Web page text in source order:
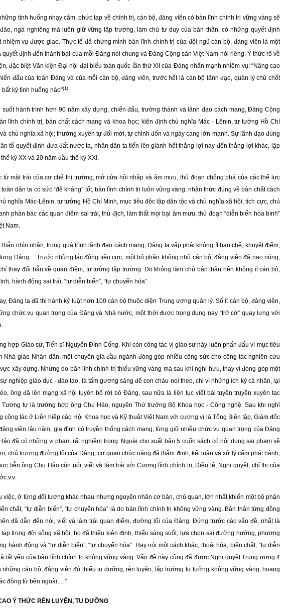
tình huống nhạy cảm, phức tạp về chính trị, cán bộ, đảng viên có bản lĩnh chính trị vững vàng sẽ
ngả nghiêng mà luôn giữ vững lập trường, làm chủ tư duy của bản thân, có những quyết định
nhiệm vụ được giao. Thực tế đã chứng minh bản lĩnh chính trị của đội ngũ cán bộ, đảng viên là một
định đến thành bại của mỗi Đảng nói chung và Đảng Cộng sản Việt Nam nói riêng. Ý thức rõ về
đặc biệt Văn kiện Đại hội đại biểu toàn quốc lần thứ XII của Đảng nhấn mạnh nhiệm vụ: “Nâng cao
đấu của toàn Đảng và của mỗi cán bộ, đảng viên, trước hết là cán bộ lãnh đạo, quản lý chủ chốt
kỳ tình huống nào”(1).
hành trình hơn 90 năm xây dựng, chiến đấu, trưởng thành và lãnh đạo cách mạng, Đảng Cộng
lĩnh chính trị, bản chất cách mạng và khoa học; kiên định chủ nghĩa Mác - Lênin, tư tưởng Hồ Chí
chủ nghĩa xã hội; thường xuyên tự đổi mới, tự chỉnh đốn và ngày càng lớn mạnh. Sự lãnh đạo đúng
tố quyết định đưa đất nước ta, nhân dân ta tiến lên giành hết thắng lợi này đến thắng lợi khác, lập
kỷ XX và 20 năm đầu thế kỷ XXI.
mặt trái của cơ chế thị trường, mở cửa hội nhập và âm mưu, thủ đoạn chống phá của các thế lực
dân ta có sức “đề kháng” tốt, bản lĩnh chính trị luôn vững vàng, nhận thức đúng về bản chất cách
nghĩa Mác-Lênin, tư tưởng Hồ Chí Minh, mục tiêu độc lập dân tộc và chủ nghĩa xã hội, tích cực, chủ
phản bác các quan điểm sai trái, thù địch, làm thất mọi bại âm mưu, thủ đoạn “diễn biến hòa bình”
Nam.
nhìn nhận, trong quá trình lãnh đạo cách mạng, Đảng ta vấp phải không ít hạn chế, khuyết điểm,
Đảng… Trước những tác động tiêu cực, một bộ phận không nhỏ cán bộ, đảng viên đã nao núng,
thay đổi hẳn về quan điểm, tư tưởng lập trường. Do không làm chủ bản thân nên không ít cán bộ,
hành động sai trái, “tự diễn biến”, “tự chuyển hóa”.
Đảng ta đã thi hành kỷ luật hơn 100 cán bộ thuộc diện Trung ương quản lý. Số ít cán bộ, đảng viên,
chức vụ quan trọng của Đảng và Nhà nước, một thời được trọng dụng nay “trở cờ” quay lưng với
hợp Giáo sư, Tiến sĩ Nguyễn Đình Cống. Khi còn công tác vị giáo sư này luôn phấn đấu vì mục tiêu
Nhà giáo Nhân dân, một chuyên gia đầu ngành đóng góp nhiều công sức cho công tác nghiên cứu
xây dựng. Nhưng do bản lĩnh chính trị thiếu vững vàng mà sau khi nghỉ hưu, thay vì đóng góp một
nghiệp giáo dục - đào tạo, là tấm gương sáng để con cháu noi theo, chỉ vì những ích kỷ cá nhân, lại
ông đã lên mạng xã hội tuyên bố rời bỏ Đảng, sau nữa là liên tục viết bài tuyên truyền xuyên tạc
tự là trường hợp ông Chu Hảo, nguyên Thứ trưởng Bộ Khoa học - Công nghệ. Sau khi nghỉ
công tác ở Liên hiệp các Hội Khoa học và Kỹ thuật Việt Nam với cương vị là Tổng Biên tập, Giám đốc
viên lâu năm, gia đình có truyền thống cách mạng, từng giữ nhiều chức vụ quan trọng của Đảng
đã có những vi phạm rất nghiêm trọng. Ngoài cho xuất bản 5 cuốn sách có nội dung sai phạm về
chủ trương đường lối của Đảng, cơ quan chức năng đã thẩm định, kết luận và xử lý cấm phát hành,
tiễn ông Chu Hảo còn nói, viết và làm trái với Cương lĩnh chính trị, Điều lệ, Nghị quyết, chỉ thị của
việc, ở từng đối tượng khác nhau nhưng nguyên nhân cơ bản, chủ quan, lớn nhất khiến một bộ phận
chất, “tự diễn biến”, “tự chuyển hóa” là do bản lĩnh chính trị không vững vàng. Bản thân từng đồng
đã dẫn đến nói, viết và làm trái quan điểm, đường lối của Đảng. Đứng trước các vấn đề, nhất là
trong đời sống xã hội, họ đã thiếu kiên định, thiếu sáng suốt, lựa chọn sai đường hướng, phương
hành động và “tự diễn biến”, “tự chuyển hóa”. Hay nói một cách khác, thoái hóa, biến chất, “tự diễn
tất yếu của bản lĩnh chính trị không vững vàng. Vấn đề này cũng đã được Nghị quyết Trung ương 4
những cán bộ, đảng viên đó thiếu tu dưỡng, rèn luyện; lập trường tư tưởng không vững vàng, hoang
động từ bên ngoài;…” .
Ý THỨC RÈN LUYỆN, TU DƯỠNG